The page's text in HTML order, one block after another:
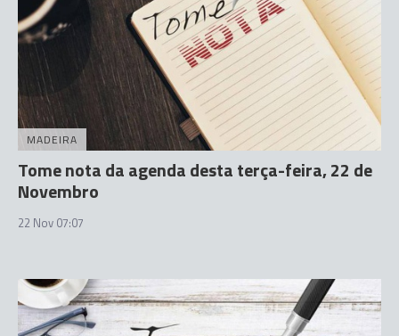
MADEIRA
Tome nota da agenda desta terça-feira, 22 de
Novembro
22 Nov 07:07